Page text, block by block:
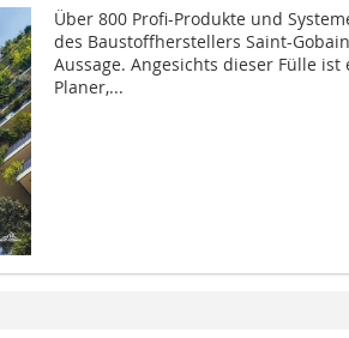
Über 800 Profi-Produkte und
des Baustoffherstellers Saint-
Aussage. Angesichts dieser Fülle
Planer,...